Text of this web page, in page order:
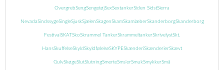
OvergrebSengSengetøjSexSextankerSiden SidstSierra
NevadaSindssygeSingleSjuskSjælenSkagenSkamSkamlæberSkanderborgSkanderborg
Festival SKATSkoSkrammel TankerSkrammeltankerSkrivelystSkt.
HansSkuffelseSkyld SkyldfølelseSKYPESkænderiSkænderierSkævt
GulvSkøgeSlutSlutningSmerteSms'erSmukSmykkerSmå